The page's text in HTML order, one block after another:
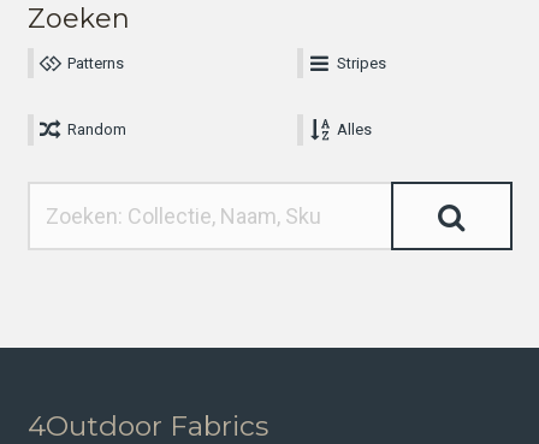
Zoeken
Patterns Stripes
Random Alles
4Outdoor Fabrics